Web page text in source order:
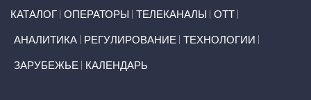
КАТАЛОГ ОПЕРАТОРЫ ТЕЛЕКАНАЛЫ ОТТ
АНАЛИТИКА РЕГУЛИРОВАНИЕ ТЕХНОЛОГИИ
ЗАРУБЕЖЬЕ КАЛЕНДАРЬ